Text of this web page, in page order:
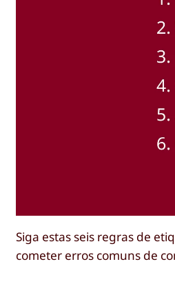
Siga estas seis regras de
cometer erros comuns de